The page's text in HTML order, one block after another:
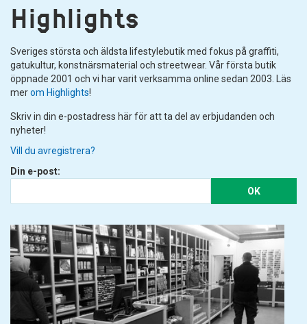
Highlights
Sveriges största och äldsta lifestylebutik med fokus på graffiti,
gatukultur, konstnärsmaterial och streetwear. Vår första butik
öppnade 2001 och vi har varit verksamma online sedan 2003. Läs
merom Highlights!
Skriv in din e-postadress här för att ta del av erbjudanden och
nyheter!
Vill du avregistrera?
Din e-post:
OK